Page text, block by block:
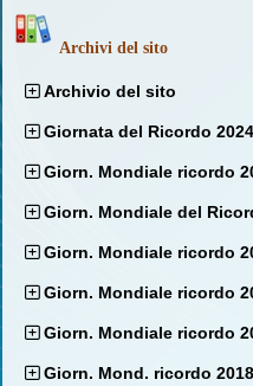
Archivi del sito
Archivio del sito
Giornata del Ricordo 2024
Giorn. Mondiale ricordo
Giorn. Mondiale del
Giorn. Mondiale ricordo
Giorn. Mondiale ricordo
Giorn. Mondiale ricordo
Giorn. Mond. ricordo 2018